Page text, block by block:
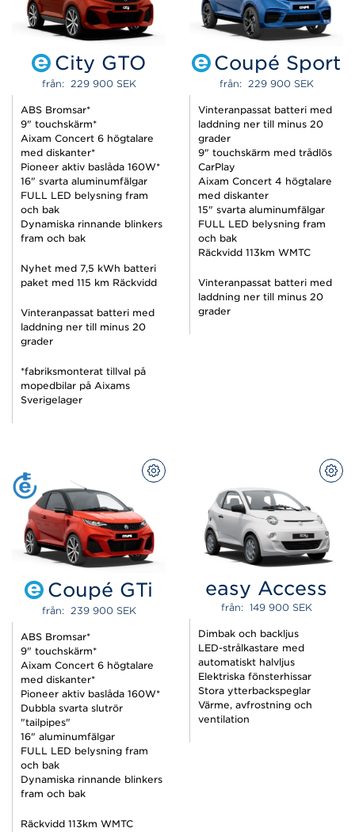
City GTO
från: 229 900 SEK
ABS Bromsar*
9" touchskärm*
Aixam Concert 6 högtalare
med diskanter*
Pioneer aktiv baslåda 160W*
16" svarta aluminumfälgar
FULL LED belysning fram
och bak
Dynamiska rinnande blinkers
fram och bak
Nyhet med 7,5 kWh batteri
paket med 115 km Räckvidd
Vinteranpassat batteri med
laddning ner till minus 20
grader
*fabriksmonterat tillval på
mopedbilar på Aixams
Sverigelager
Coupé Sport
från: 229 900 SEK
Vinteranpassat batteri med
laddning ner till minus 20
grader
9" touchskärm med trådlös
CarPlay
Aixam Concert 4 högtalare
med diskanter
15" svarta aluminumfälgar
FULL LED belysning fram
och bak
Räckvidd 113km WMTC
Vinteranpassat batteri med
laddning ner till minus 20
grader
Coupé GTi
från: 239 900 SEK
KONFIGURERA
ABS Bromsar*
9" touchskärm*
Aixam Concert 6 högtalare
med diskanter*
Pioneer aktiv baslåda 160W*
Dubbla svarta slutrör
"tailpipes"
16" aluminumfälgar
FULL LED belysning fram
och bak
Dynamiska rinnande blinkers
fram och bak
Räckvidd 113km WMTC
easy Access
från: 149 900 SEK
Dimbak och backljus
LED-strålkastare med
automatiskt halvljus
Elektriska fönsterhissar
Stora ytterbackspeglar
Värme, avfrostning och
ventilation